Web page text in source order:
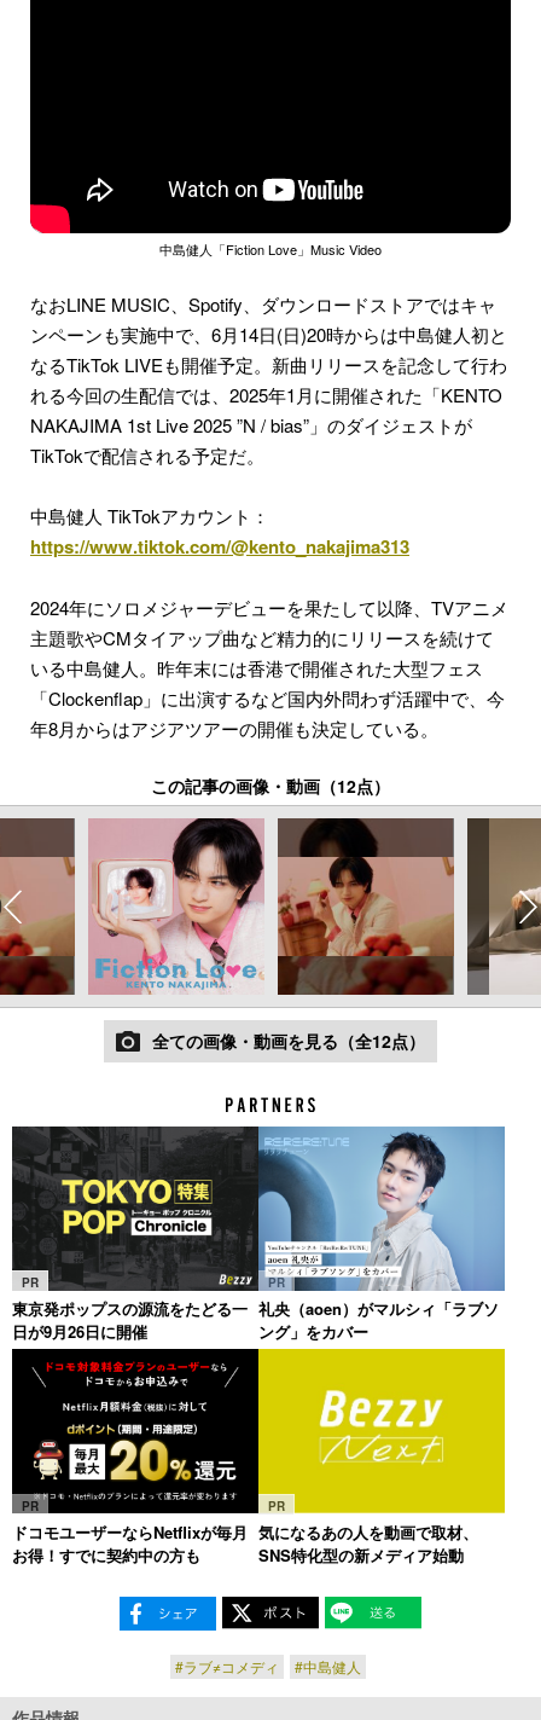
中島健人「Fiction Love」Music Video
なおLINE MUSIC、Spotify、ダウンロードストアではキャ
ンペーンも実施中で、6月14日(日)20時からは中島健人初と
なるTikTok LIVEも開催予定。新曲リリースを記念して行わ
れる今回の生配信では、2025年1月に開催された「KENTO
NAKAJIMA 1st Live 2025 ”N / bias”」のダイジェストが
TikTokで配信される予定だ。
中島健人 TikTokアカウント：
https://www.tiktok.com/@kento_nakajima313
2024年にソロメジャーデビューを果たして以降、TVアニメ
主題歌やCMタイアップ曲など精力的にリリースを続けて
いる中島健人。昨年末には香港で開催された大型フェス
「Clockenflap」に出演するなど国内外問わず活躍中で、今
年8月からはアジアツアーの開催も決定している。
この記事の画像・動画（12点）
全ての画像・動画を見る（全12点）
PR
東京発ポップスの源流をたどる一
日が9月26日に開催
PR
礼央（aoen）がマルシィ「ラブソ
ング」をカバー
PR
ドコモユーザーならNetflixが毎月
お得！すでに契約中の方も
PR
気になるあの人を動画で取材、
SNS特化型の新メディア始動
#ラブ≠コメディ #中島健人